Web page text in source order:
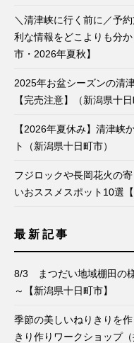
＼清津峡に行く前に／予
利な情報をどこよりも分
市・2026年夏秋】
2025年お盆シーズンの清
【完売注意】（新潟県十日
【2026年夏休み】清津峡
ト（新潟県十日町市）
フジロックや長岡花火の
いおススメスポット10選
最新記事
8/3 まつだい地域棚田の
～【新潟県十日町市】
季節の美しいねりきりを
きり作りワークショップ